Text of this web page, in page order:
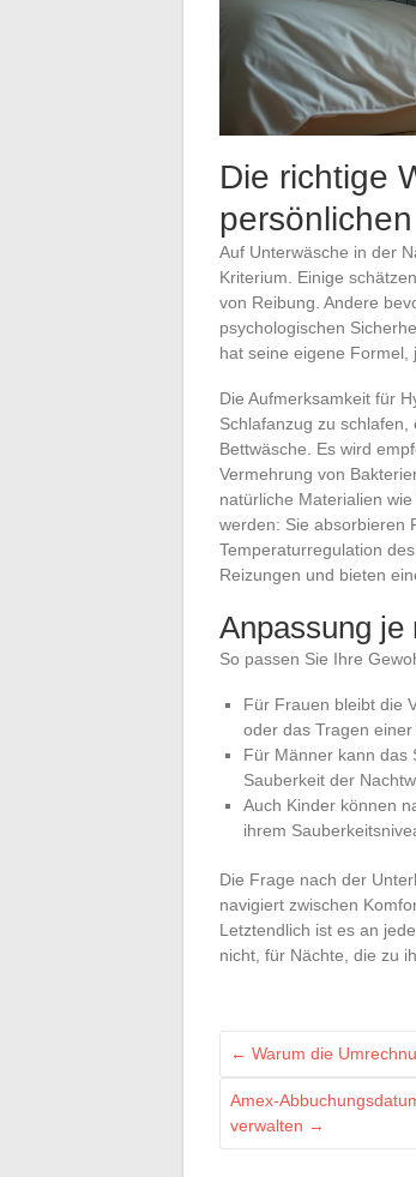
Die richtige
Auf Unterwäsche in der
Kriterium. Einige
von Reibung. Andere
psychologischen
hat seine eigene Formel,
Die Aufmerksamkeit für
Schlafanzug zu
Bettwäsche. Es wird
Vermehrung von
natürliche Materialien
werden: Sie absorbieren
Temperaturregulation
Reizungen und bieten
Anpassung je
So passen Sie Ihre
Für Frauen bleibt die
oder das Tragen
Für Männer kann das
Sauberkeit der
Auch Kinder können
ihrem
Die Frage nach der
navigiert zwischen
Letztendlich ist es an
nicht, für Nächte, die zu
← Warum die
Amex-
verwalten →